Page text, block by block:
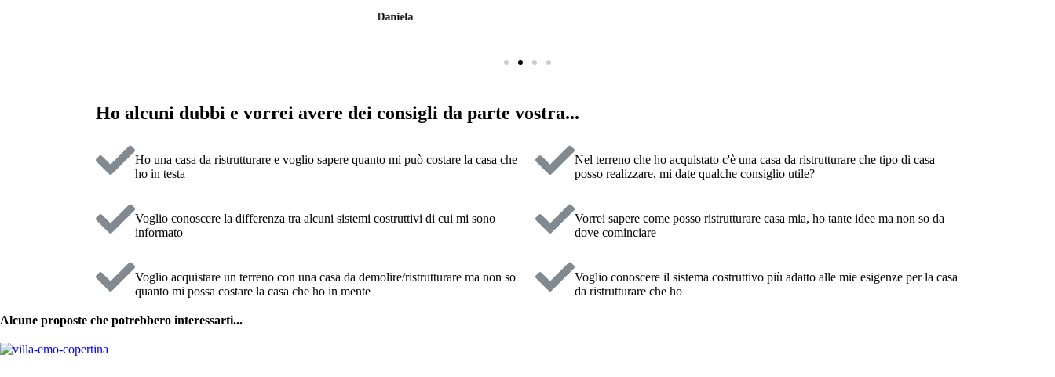
Ho alcuni dubbi e vorrei avere dei consigli da parte vostra...
Ho una casa da ristrutturare e voglio sapere quanto mi può costare la casa che
ho in testa
Voglio conoscere la differenza tra alcuni sistemi costruttivi di cui mi sono
informato
Voglio acquistare un terreno con una casa da demolire/ristrutturare ma non so
quanto mi possa costare la casa che ho in mente
Nel terreno che ho acquistato c'è una casa da ristrutturare che tipo di casa
posso realizzare, mi date qualche consiglio utile?
Vorrei sapere come posso ristrutturare casa mia, ho tante idee ma non so da
dove cominciare
Voglio conoscere il sistema costruttivo più adatto alle mie esigenze per la casa
da ristrutturare che ho
Alcune proposte che potrebbero interessarti...